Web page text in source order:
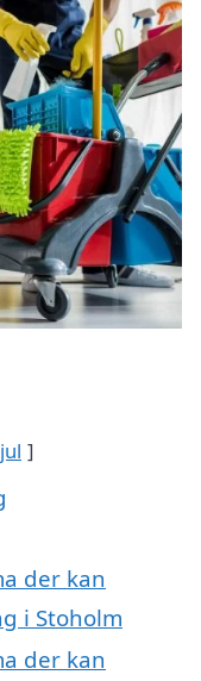
der kan
i Stoholm
der kan